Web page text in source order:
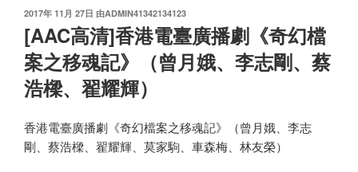
发
布
于
2017年 11月 27日 由ADMIN41342134123
[AAC高清]香港電臺廣播劇《奇幻檔
案之移魂記》（曾月娥、李志剛、蔡
浩樑、翟耀輝）
香港電臺廣播劇《奇幻檔案之移魂記》（曾月娥、李志
剛、蔡浩樑、翟耀輝、莫家駒、車森梅、林友榮）